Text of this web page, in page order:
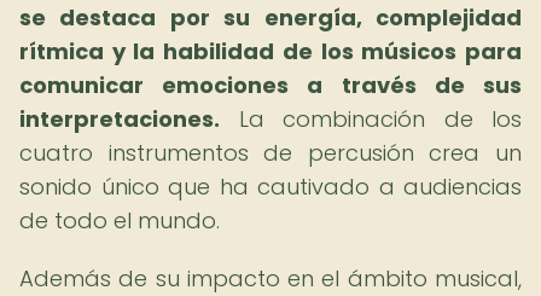
se destaca por su energía, complejidad
rítmica y la habilidad de los músicos para
comunicar emociones a través de sus
interpretaciones. La combinación de los
cuatro instrumentos de percusión crea un
sonido único que ha cautivado a audiencias
de todo el mundo.
Además de su impacto en el ámbito musical,